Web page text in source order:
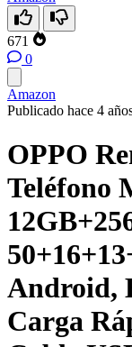
671
0
Amazon
Publicado hace 4
OPPO
Teléfono
Android,
Carga